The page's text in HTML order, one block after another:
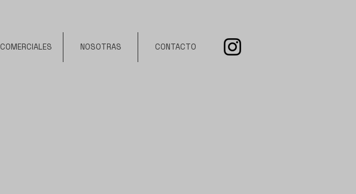
COMERCIALES NOSOTRAS CONTACTO